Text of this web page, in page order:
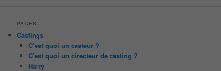
PAGES
Castings
C’est quoi un casteur ?
C’est quoi un directeur de casting ?
Harry